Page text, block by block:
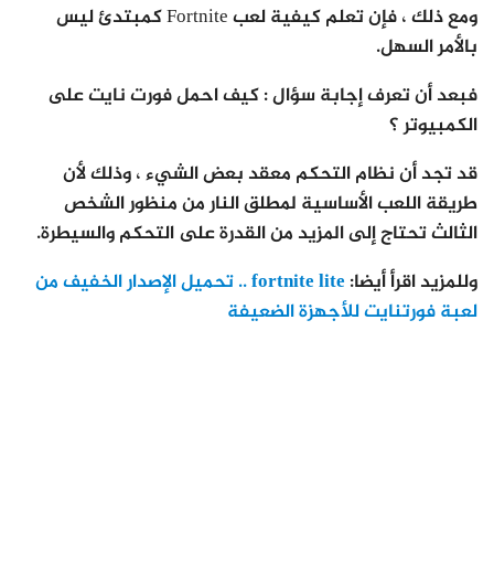
ومع ذلك ، فإن تعلم كيفية لعب Fortnite كمبتدئ ليس
بالأمر السهل.
فبعد أن تعرف إجابة سؤال : كيف احمل فورت نايت على
الكمبيوتر ؟
قد تجد أن نظام التحكم معقد بعض الشيء ، وذلك لأن
طريقة اللعب الأساسية لمطلق النار من منظور الشخص
الثالث تحتاج إلى المزيد من القدرة على التحكم والسيطرة.
وللمزيد اقرأ أيضا:
fortnite lite .. تحميل الإصدار الخفيف من
لعبة فورتنايت للأجهزة الضعيفة